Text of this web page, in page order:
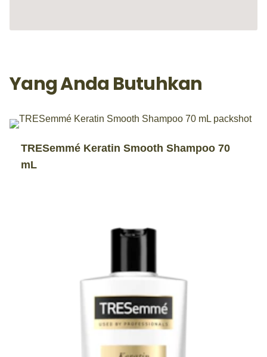
Yang Anda Butuhkan
TRESemmé Keratin Smooth Shampoo 70
mL